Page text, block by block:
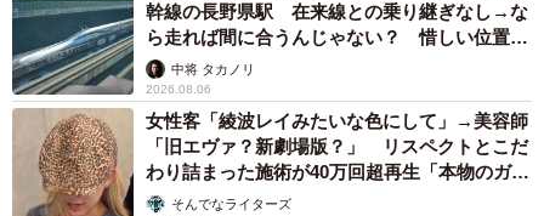
映画『もののけ姫』場面カット （C） 1997 Hayao Miyazaki/Studio
Ghibli, ND
石田さんの苦悩と奮闘ぶりは、公式ムック本である『ロマ
ンアルバム もののけ姫』に綴られていました。本書に収
録されている『もののけ姫』の音響監督・若林和弘さんへ
のインタビューでは、「石田さんは、サンを演じることに
幹線の長野県駅 在来線との乗り継ぎなし→な
ら走れば間に合うんじゃない？ 惜しい位置関
係が反響
中将 タカノリ
2026.08.06
女性客「綾波レイみたいな色にして」→美容師
「旧エヴァ？新劇場版？」 リスペクトとこだ
わり詰まった施術が40万回超再生「本物のガチ
勢」そんでなライターズ